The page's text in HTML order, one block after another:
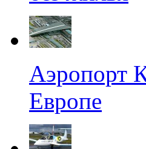
Аэропорт
Европе